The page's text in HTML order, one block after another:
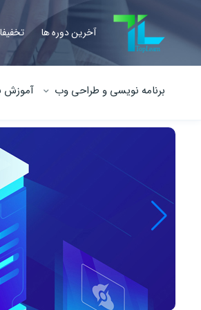
آخرین دوره ها
برنامه نویسی و طراحی وب آموزش